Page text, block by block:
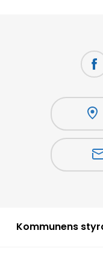
Kommunens